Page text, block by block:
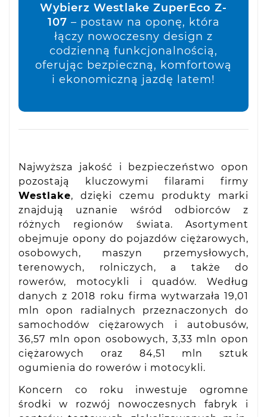
Wybierz Westlake ZuperEco Z-
107 – postaw na oponę, która
łączy nowoczesny design z
codzienną funkcjonalnością,
oferując bezpieczną, komfortową
i ekonomiczną jazdę latem!
Najwyższa jakość i bezpieczeństwo opon
pozostają kluczowymi filarami firmy
Westlake, dzięki czemu produkty marki
znajdują uznanie wśród odbiorców z
różnych regionów świata. Asortyment
obejmuje opony do pojazdów ciężarowych,
osobowych, maszyn przemysłowych,
terenowych, rolniczych, a także do
rowerów, motocykli i quadów. Według
danych z 2018 roku firma wytwarzała 19,01
mln opon radialnych przeznaczonych do
samochodów ciężarowych i autobusów,
36,57 mln opon osobowych, 3,33 mln opon
ciężarowych oraz 84,51 mln sztuk
ogumienia do rowerów i motocykli.
Koncern co roku inwestuje ogromne
środki w rozwój nowoczesnych fabryk i